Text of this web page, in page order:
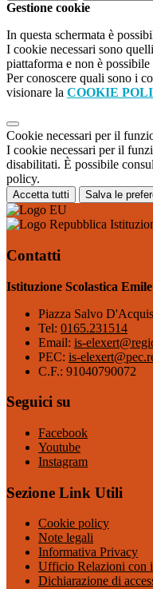
Gestione cookie
In questa schermata è
I cookie necessari sono
piattaforma e non è
Per conoscere quali sono i
visionare la COOKIE
Cookie necessari per il
I cookie necessari per il
disabilitati. È possibile
policy.
Accetta tutti Salva le
Contatti
Istituzione Scolastica
Piazza Salvo
Tel: 0165.231514
Email: is-
PEC: is-
C.F.: 91040790072
Seguici su
Facebook
Youtube
Instagram
Sezione Link Utili
Cookie policy
Note legali
Informativa Privacy
Ufficio Relazioni con
Dichiarazione di